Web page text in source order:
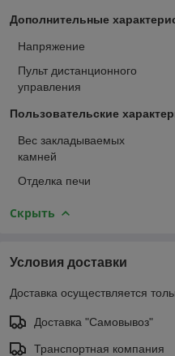
Дополнительные
Напряжение
Пульт дистанционного
управления
Пользовательские
Вес закладываемых
камней
Отделка печи
Скрыть
Условия доставки
Доставка осуществляется
Доставка "Самовывоз"
Транспортная компания